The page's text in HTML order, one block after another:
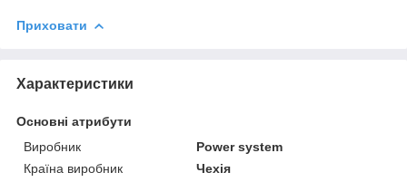
Приховати
Характеристики
Основні атрибути
Виробник
Power system
Країна виробник
Чехія